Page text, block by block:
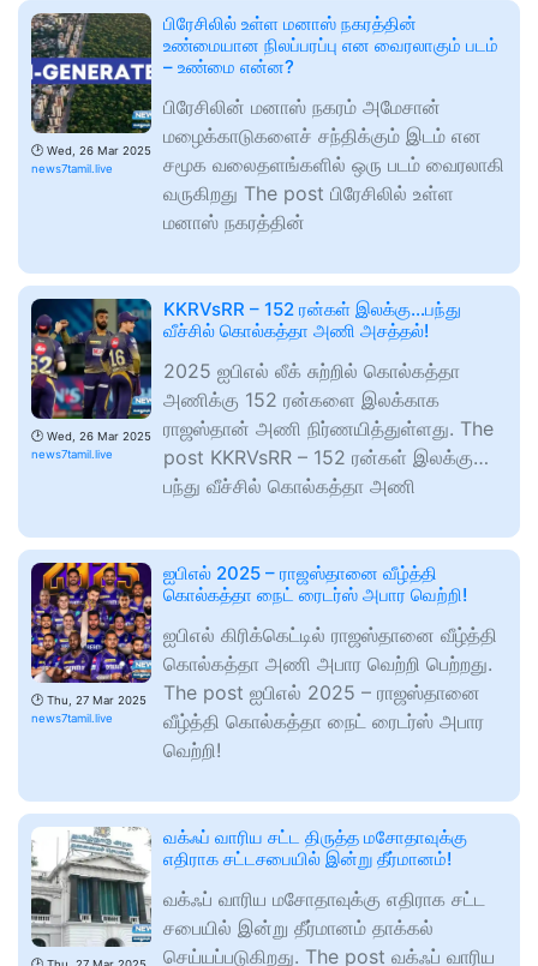
🕑 Wed, 26 Mar 2025
news7tamil.live
பிரேசிலில் உள்ள மனாஸ் நகரத்தின்
உண்மையான நிலப்பரப்பு என வைரலாகும் படம்
– உண்மை என்ன?
பிரேசிலின் மனாஸ் நகரம் அமேசான்
மழைக்காடுகளைச் சந்திக்கும் இடம் என
சமூக வலைதளங்களில் ஒரு படம் வைரலாகி
வருகிறது The post பிரேசிலில் உள்ள
மனாஸ் நகரத்தின்
🕑 Wed, 26 Mar 2025
news7tamil.live
KKRVsRR – 152 ரன்கள் இலக்கு…பந்து
வீச்சில் கொல்கத்தா அணி அசத்தல்!
2025 ஐபிஎல் லீக் சுற்றில் கொல்கத்தா
அணிக்கு 152 ரன்களை இலக்காக
ராஜஸ்தான் அணி நிர்ணயித்துள்ளது. The
post KKRVsRR – 152 ரன்கள் இலக்கு…
பந்து வீச்சில் கொல்கத்தா அணி
🕑 Thu, 27 Mar 2025
news7tamil.live
ஐபிஎல் 2025 – ராஜஸ்தானை வீழ்த்தி
கொல்கத்தா நைட் ரைடர்ஸ் அபார வெற்றி!
ஐபிஎல் கிரிக்கெட்டில் ராஜஸ்தானை வீழ்த்தி
கொல்கத்தா அணி அபார வெற்றி பெற்றது.
The post ஐபிஎல் 2025 – ராஜஸ்தானை
வீழ்த்தி கொல்கத்தா நைட் ரைடர்ஸ் அபார
வெற்றி!
வக்ஃப் வாரிய சட்ட திருத்த மசோதாவுக்கு
எதிராக சட்டசபையில் இன்று தீர்மானம்!
வக்ஃப் வாரிய மசோதாவுக்கு எதிராக சட்ட
சபையில் இன்று தீர்மானம் தாக்கல்
செய்யப்படுகிறது. The post வக்ஃப் வாரிய